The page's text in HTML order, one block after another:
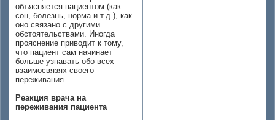
объясняется пациентом (как
сон, болезнь, норма и т.д.), как
оно связано с другими
обстоятельствами. Иногда
прояснение приводит к тому,
что пациент сам начинает
больше узнавать обо всех
взаимосвязях своего
переживания.
Реакция врача на
переживания пациента